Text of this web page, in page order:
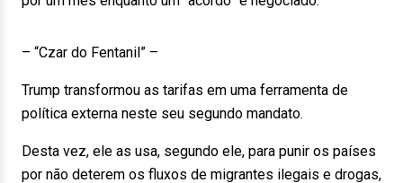
– “Czar do Fentanil” –
Trump transformou as tarifas em uma ferramenta de
política externa neste seu segundo mandato.
Desta vez, ele as usa, segundo ele, para punir os países
por não deterem os fluxos de migrantes ilegais e drogas,